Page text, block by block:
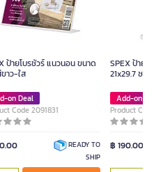
ป้ายโบรชัวร์ แนวนอน ขนาด
าว-ใส
on Deal
Code 2091831
READY TO
SHIP
SPEX ป้าย
21x29.7 ซม.
Add-on
Product
฿ 190.00